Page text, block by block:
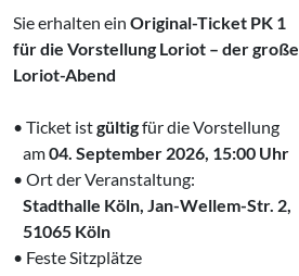
Sie erhalten ein Original-Ticket PK 1
für die Vorstellung Loriot – der große
Loriot-Abend
• Ticket istgültigfür die Vorstellung
‌ am04. September 2026, 15:00 Uhr
• Ort der Veranstaltung:
Stadthalle Köln, Jan-Wellem-Str. 2,
‌ 51065 Köln
• Feste Sitzplätze